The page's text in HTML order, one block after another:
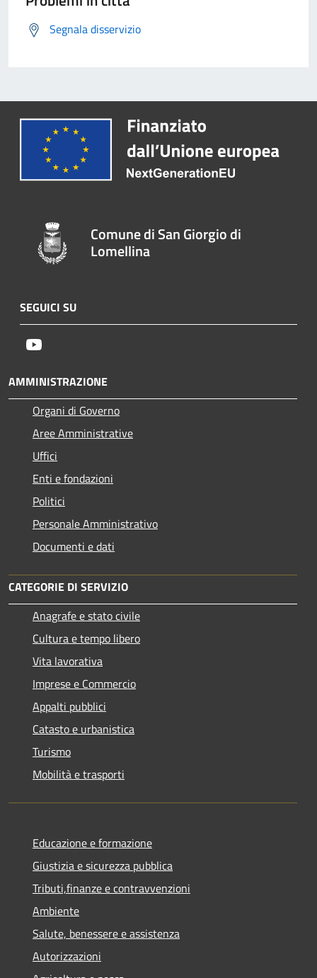
Segnala disservizio
Comune di San Giorgio di
Lomellina
SEGUICI SU
AMMINISTRAZIONE
Organi di Governo
Aree Amministrative
Uffici
Enti e fondazioni
Politici
Personale Amministrativo
Documenti e dati
CATEGORIE DI SERVIZIO
Anagrafe e stato civile
Cultura e tempo libero
Vita lavorativa
Imprese e Commercio
Appalti pubblici
Catasto e urbanistica
Turismo
Mobilità e trasporti
Educazione e formazione
Giustizia e sicurezza pubblica
Tributi,finanze e contravvenzioni
Ambiente
Salute, benessere e assistenza
Autorizzazioni